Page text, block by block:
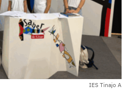
IES Tinajo A